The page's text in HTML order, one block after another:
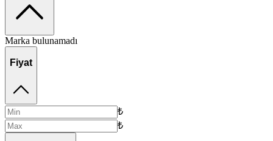
Marka bulunamadı
Fiyat
₺
₺